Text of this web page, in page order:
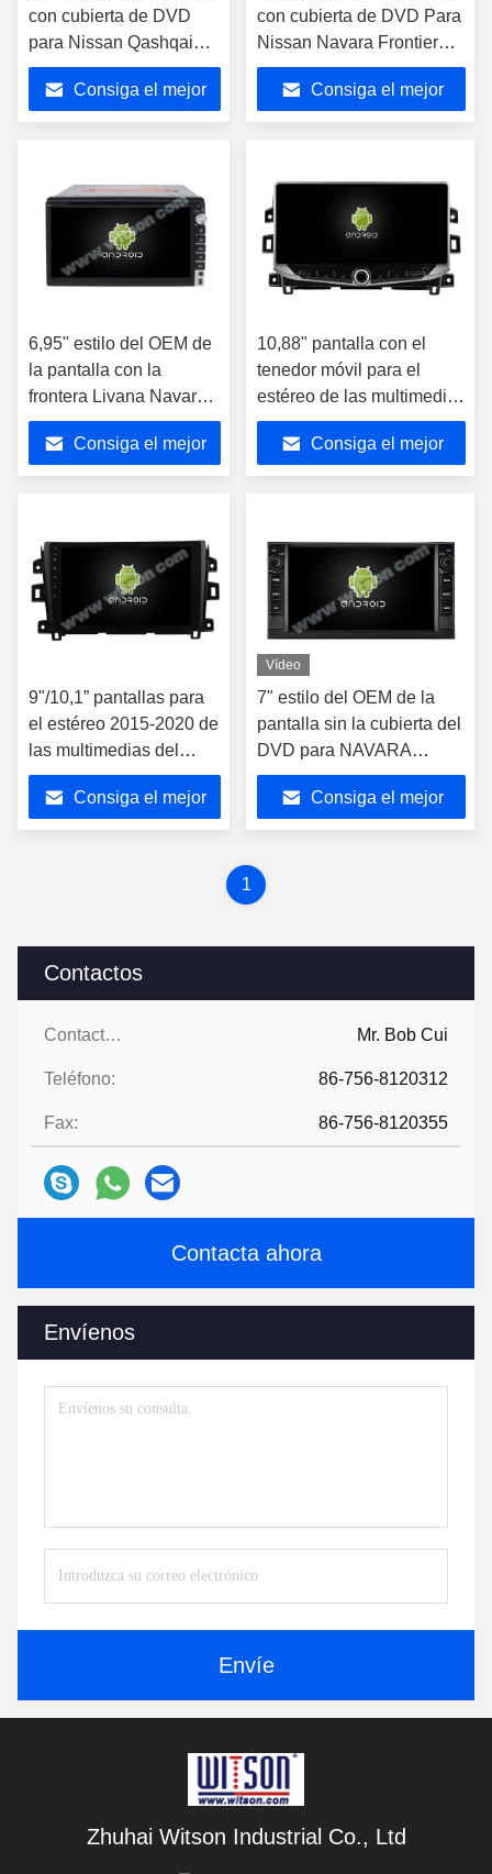
Contactos
Contactos: Mr. Bob Cui
Teléfono: 86-756-8120312
Fax: 86-756-8120355
Contacta ahora
Envíenos
Envíe
con cubierta de DVD
para Nissan Qashqai
Tiida Paladin Frontier
Livana Navara NP300
Consiga el mejor
con cubierta de DVD Para
Nissan Navara Frontier
NP300 2015-2017
Android Car Stereo
Consiga el mejor
6,95" estilo del OEM de
la pantalla con la
frontera Livana Navara
NP300 de DeckFor
NISSAN Qashqai Tiida
Paladin del DVD
Consiga el mejor
10,88" pantalla con el
tenedor móvil para el
estéreo de las multimedias
de la frontera NP300
2015-2017 de Nissan
Navara
Consiga el mejor
9"/10,1” pantallas para
el estéreo 2015-2020 de
las multimedias del
coche de la frontera
NP300 de Nissan
Navara
Consiga el mejor
Vídeo
7" estilo del OEM de la
pantalla sin la cubierta del
DVD para NAVARA
NP300 2016-2018 JUKE
(Qashqai) 2010-2018 bajo
2013 JUKE (bajos) (alto)
Consiga el mejor
1
Zhuhai Witson Industrial Co., Ltd